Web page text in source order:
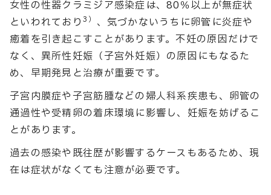
女性の性器クラミジア感染症は、80％以上が無症状
といわれており 3） 、気づかないうちに卵管に炎症や
癒着を引き起こすことがあります。不妊の原因だけで
なく、異所性妊娠（子宮外妊娠）の原因にもなるた
め、早期発見と治療が重要です。
子宮内膜症や子宮筋腫などの婦人科系疾患も、卵管の
通過性や受精卵の着床環境に影響し、妊娠を妨げるこ
とがあります。
過去の感染や既往歴が影響するケースもあるため、現
在は症状がなくても注意が必要です。